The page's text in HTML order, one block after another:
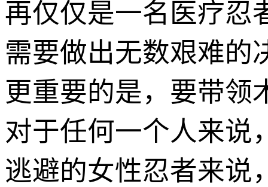
再仅仅是一名医疗忍
需要做出无数艰难的
更重要的是，要带领
对于任何一个人来说
逃避的女性忍者来说